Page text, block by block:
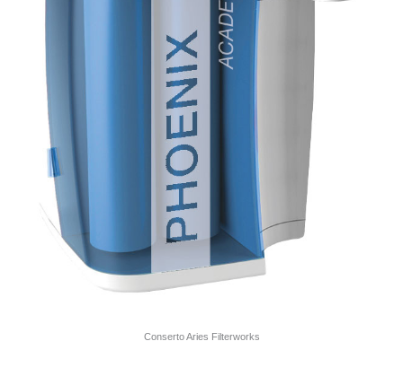
Conserto Aries Filterworks